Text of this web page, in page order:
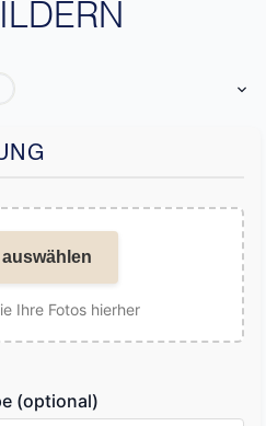
Ihre Fotos hierher
(optional)